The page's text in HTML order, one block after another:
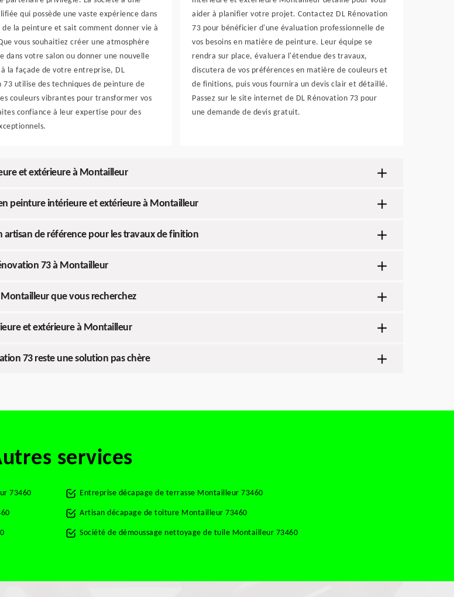
qui possède une vaste expérience dans
de la peinture et sait comment donner vie à
vous souhaitiez créer une atmosphère
dans votre salon ou donner une nouvelle
la façade de votre entreprise, DL
73 utilise des techniques de peinture de
couleurs vibrantes pour transformer vos
confiance à leur expertise pour des
aider à planifier votre projet. Contactez DL Rénovation
73 pour bénéficier d'une évaluation professionnelle de
vos besoins en matière de peinture. Leur équipe se
rendra sur place, évaluera l'étendue des travaux,
discutera de vos préférences en matière de couleurs et
de finitions, puis vous fournira un devis clair et détaillé.
Passez sur le site internet de DL Rénovation 73 pour
une demande de devis gratuit.
et extérieure à Montailleur
peinture intérieure et extérieure à Montailleur
artisan de référence pour les travaux de finition
73 à Montailleur
que vous recherchez
et extérieure à Montailleur
73 reste une solution pas chère
services
73460 Entreprise décapage de terrasse Montailleur 73460
Artisan décapage de toiture Montailleur 73460
Société de démoussage nettoyage de tuile Montailleur 73460